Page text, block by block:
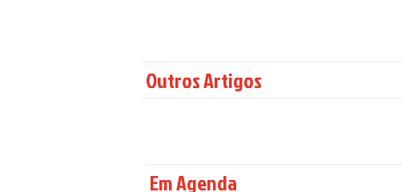
Outros Artigos
Em Agenda